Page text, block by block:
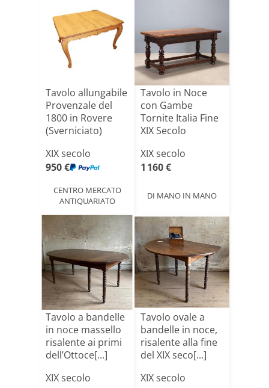
Tavolo allungabile
Provenzale del
1800 in Rovere
(Sverniciato)
XIX secolo
950 €
CENTRO MERCATO
ANTIQUARIATO
Tavolo in Noce
con Gambe
Tornite Italia Fine
XIX Secolo
XIX secolo
1 160 €
DI MANO IN MANO
Tavolo a bandelle
in noce massello
risalente ai primi
dell’Ottoce[...]
XIX secolo
Tavolo ovale a
bandelle in noce,
risalente alla fine
del XIX seco[...]
XIX secolo